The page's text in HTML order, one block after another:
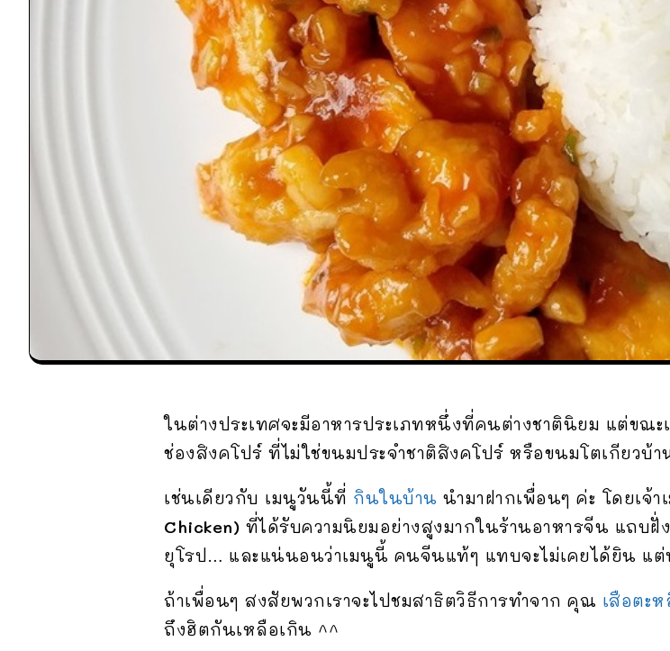
ในต่างประเทศจะมีอาหารประเภทหนึ่งที่คนต่างชาตินิยม แต่ข
ช่องสิงคโปร์ ที่ไม่ใช่ขนมประจำชาติสิงคโปร์ หรือขนมโตเกียวบ้
เช่นเดียวกับ เมนูวันนี้ที่ กินในบ้าน นำมาฝากเพื่อนๆ ค่ะ โดยเจ้
Chicken) ที่ได้รับความนิยมอย่างสูงมากในร้านอาหารจีน แถบฝั่
ยุโรป… และแน่นอนว่าเมนูนี้ คนจีนแท้ๆ แทบจะไม่เคยได้ยิน แ
ถ้าเพื่อนๆ สงสัยพวกเราจะไปชมสาธิตวิธีการทำจาก คุณ เสือตะห
ถึงฮิตกันเหลือเกิน ^^